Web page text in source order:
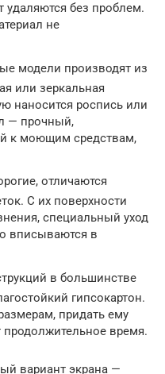
без проблем.
не
модели производят из
или зеркальная
наносится роспись или
— прочный,
к моющим средствам,
отличаются
С их поверхности
специальный уход
вписываются в
в большинстве
гипсокартон.
придать ему
время.
вариант экрана —